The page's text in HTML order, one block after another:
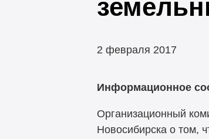
2 февраля 2017
Информационное
Организационный
Новосибирска о том,